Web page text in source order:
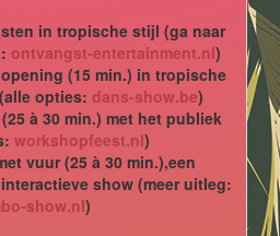
in tropische stijl (ga naar
ontvangst-entertainment.nl)
(15 min.) in tropische
opties: dans-show.be)
à 30 min.) met het publiek
workshopfeest.nl)
vuur (25 à 30 min.),een
show (meer uitleg:
show.nl)